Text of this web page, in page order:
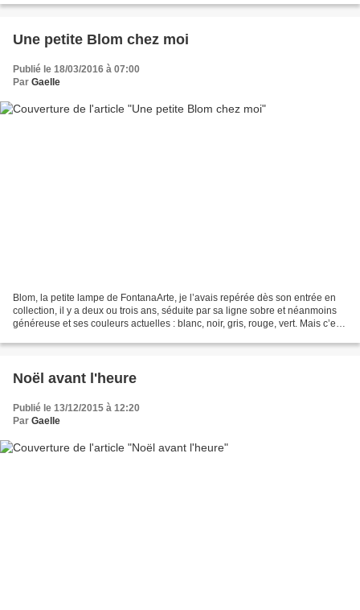
Une petite Blom chez moi
Publié le 18/03/2016 à 07:00
Par Gaelle
Blom, la petite lampe de FontanaArte, je l’avais repérée dès son entrée en
collection, il y a deux ou trois ans, séduite par sa ligne sobre et néanmoins
généreuse et ses couleurs actuelles : blanc, noir, gris, rouge, vert. Mais c’est
Noël avant l'heure
Publié le 13/12/2015 à 12:20
Par Gaelle